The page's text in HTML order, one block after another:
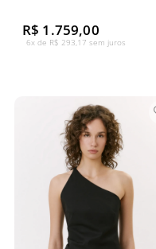
R$ 1.759,00
6x de R$ 293,17 sem juros